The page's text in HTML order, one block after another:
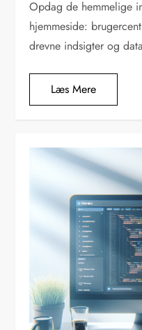
Opdag de hemmelige
hjemmeside:
drevne indsigter og
Læs Mere